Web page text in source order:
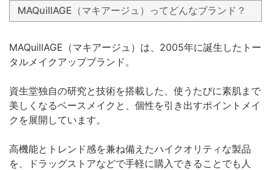
MAQuillAGE（マキアージュ）ってどんなブランド？
MAQuillAGE（マキアージュ）は、2005年に誕生したトー
タルメイクアップブランド。
資生堂独自の研究と技術を搭載した、使うたびに素肌まで
美しくなるベースメイクと、個性を引き出すポイントメイ
クを展開しています。
高機能とトレンド感を兼ね備えたハイクオリティな製品
を、ドラッグストアなどで手軽に購入できることでも人